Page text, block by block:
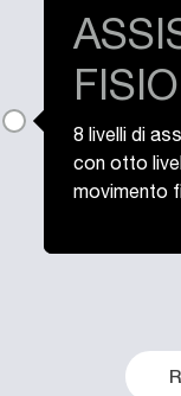
8 livelli di
con otto
movimento